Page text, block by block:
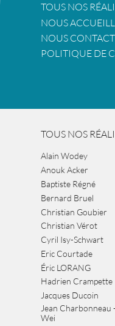
TOUS NOS
NOUS
NOUS
POLITIQUE DE
TOUS NOS
Alain Wodey
Anouk Acker
Baptiste Régné
Bernard Bruel
Christian Goubier
Christian Vérot
Cyril Isy-Schwart
Eric Courtade
Éric LORANG
Hadrien Crampette
Jacques Ducoin
Jean Charbonneau
Wei